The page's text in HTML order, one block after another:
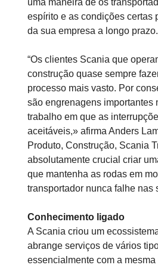
uma maneira de os
espírito e as condições certas
da sua empresa a longo prazo.
“Os clientes Scania que
construção quase sempre
processo mais vasto. Por
são engrenagens importantes
trabalho em que as
aceitáveis,» afirma Anders
Produto, Construção, Scania
absolutamente crucial criar
que mantenha as rodas em
transportador nunca falhe nas
Conhecimento ligado
A Scania criou um
abrange serviços de vários
essencialmente com a